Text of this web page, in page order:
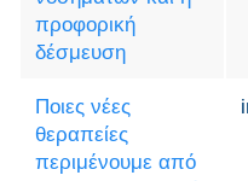
προφορική
δέσμευση
Ποιες νέες
θεραπείες
περιμένουμε από